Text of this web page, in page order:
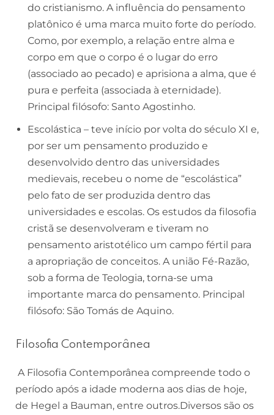
do cristianismo. A influência do pensamento
platônico é uma marca muito forte do período.
Como, por exemplo, a relação entre alma e
corpo em que o corpo é o lugar do erro
(associado ao pecado) e aprisiona a alma, que é
pura e perfeita (associada à eternidade).
Principal filósofo: Santo Agostinho.
Escolástica – teve início por volta do século XI e,
por ser um pensamento produzido e
desenvolvido dentro das universidades
medievais, recebeu o nome de “escolástica”
pelo fato de ser produzida dentro das
universidades e escolas. Os estudos da filosofia
cristã se desenvolveram e tiveram no
pensamento aristotélico um campo fértil para
a apropriação de conceitos. A união Fé-Razão,
sob a forma de Teologia, torna-se uma
importante marca do pensamento. Principal
filósofo: São Tomás de Aquino.
Filosofia Contemporânea
A Filosofia Contemporânea compreende todo o
período após a idade moderna aos dias de hoje,
de Hegel a Bauman, entre outros.Diversos são os